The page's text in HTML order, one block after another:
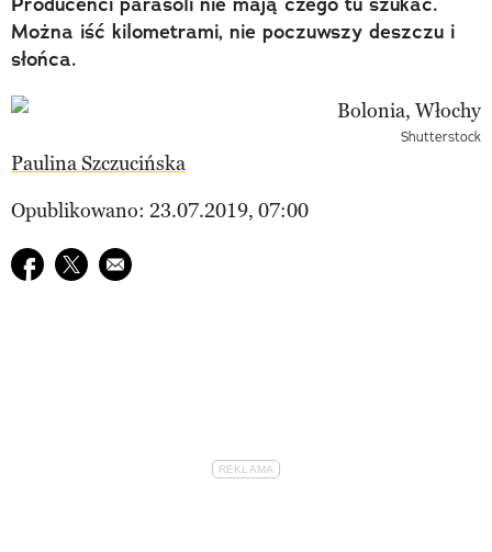
Można iść kilometrami, nie poczuwszy deszczu i
słońca.
Shutterstock
Paulina Szczucińska
Opublikowano: 23.07.2019, 07:00
Udostępnij na facebook
Udostępnij na twitter
E-mail do przyjaciela